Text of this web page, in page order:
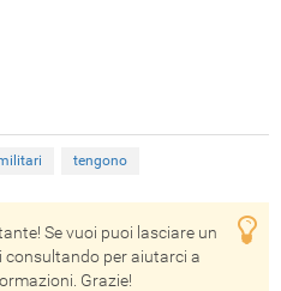
tengono
Se vuoi puoi lasciare un
consultando per aiutarci a
Grazie!